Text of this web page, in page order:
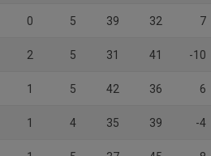
0 5 39 32 7
2 5 31 41 -10
1 5 42 36 6
1 4 35 39 -4